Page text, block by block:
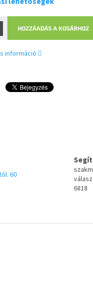
HOZZÁADÁS A KOSÁRHOZ
információ
60
6818